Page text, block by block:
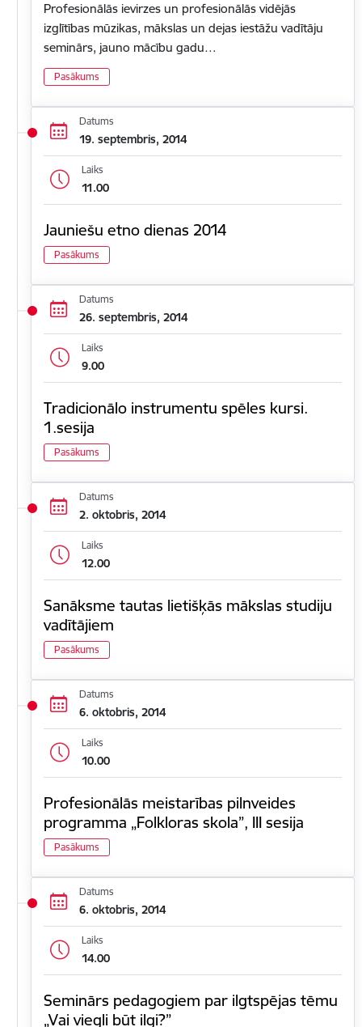
Profesionālās ievirzes un profesionālās vidējās
izglītības mūzikas, mākslas un dejas iestāžu vadītāju
seminārs, jauno mācību gadu…
Pasākums
Datums
19. septembris, 2014
Laiks
11.00
Jauniešu etno dienas 2014
Pasākums
Datums
26. septembris, 2014
Laiks
9.00
Tradicionālo instrumentu spēles kursi.
1.sesija
Pasākums
Datums
2. oktobris, 2014
Laiks
12.00
Sanāksme tautas lietišķās mākslas studiju
vadītājiem
Pasākums
Datums
6. oktobris, 2014
Laiks
10.00
Profesionālās meistarības pilnveides
programma „Folkloras skola”, III sesija
Pasākums
Datums
6. oktobris, 2014
Laiks
14.00
Seminārs pedagogiem par ilgtspējas tēmu
„Vai viegli būt ilgi?”